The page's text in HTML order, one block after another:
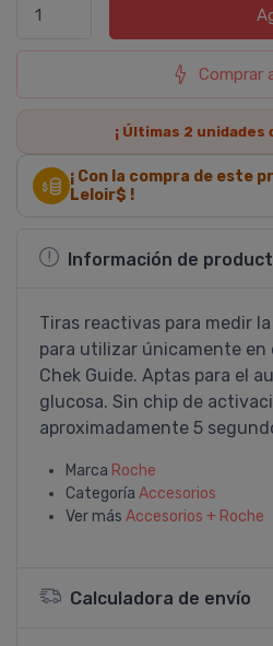
Comprar
¡ Últimas 2 unidades
¡ Con la compra de este
Leloir$ !
Información de
Tiras reactivas para medir
para utilizar únicamente en
Chek Guide. Aptas para el
glucosa. Sin chip de
aproximadamente 5
Marca Roche
Categoría Accesorios
Ver más Accesorios + Roche
Calculadora de envío